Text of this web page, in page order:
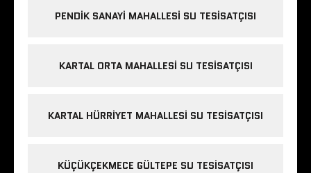
PENDIK SANAYI MAHALLESI SU TESISATÇISI
KARTAL ORTA MAHALLESI SU TESISATÇISI
KARTAL HÜRRIYET MAHALLESI SU TESISATÇISI
KÜÇÜKÇEKMECE GÜLTEPE SU TESISATÇISI